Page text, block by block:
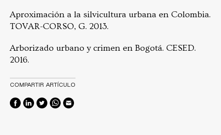
Aproximación a la silvicultura urbana en Colombia.
TOVAR-CORSO, G. 2013.
Arborizado urbano y crimen en Bogotá. CESED.
2016.
COMPARTIR ARTÍCULO